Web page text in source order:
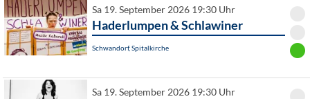
Sa 19. September 2026 19:30 Uhr
Haderlumpen & Schlawiner
Schwandorf, Spitalkirche
Sa 19. September 2026 19:30 Uhr